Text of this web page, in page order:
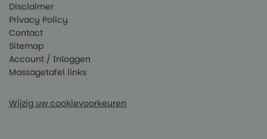
Disclaimer
Privacy Policy
Contact
Sitemap
Account / Inloggen
Massagetafel links
Wijzig uw cookievoorkeuren